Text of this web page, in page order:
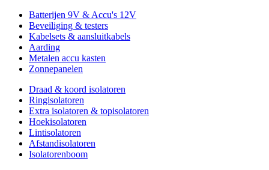
Batterijen 9V & Accu's 12V
Beveiliging & testers
Kabelsets & aansluitkabels
Aarding
Metalen accu kasten
Zonnepanelen
Draad & koord isolatoren
Ringisolatoren
Extra isolatoren & topisolatoren
Hoekisolatoren
Lintisolatoren
Afstandisolatoren
Isolatorenboom